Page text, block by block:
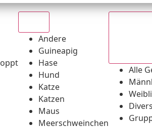
Andere
Guineapig
Hase
Hund
Katze
Katzen
Maus
Meerschweinchen
Alle
Divers